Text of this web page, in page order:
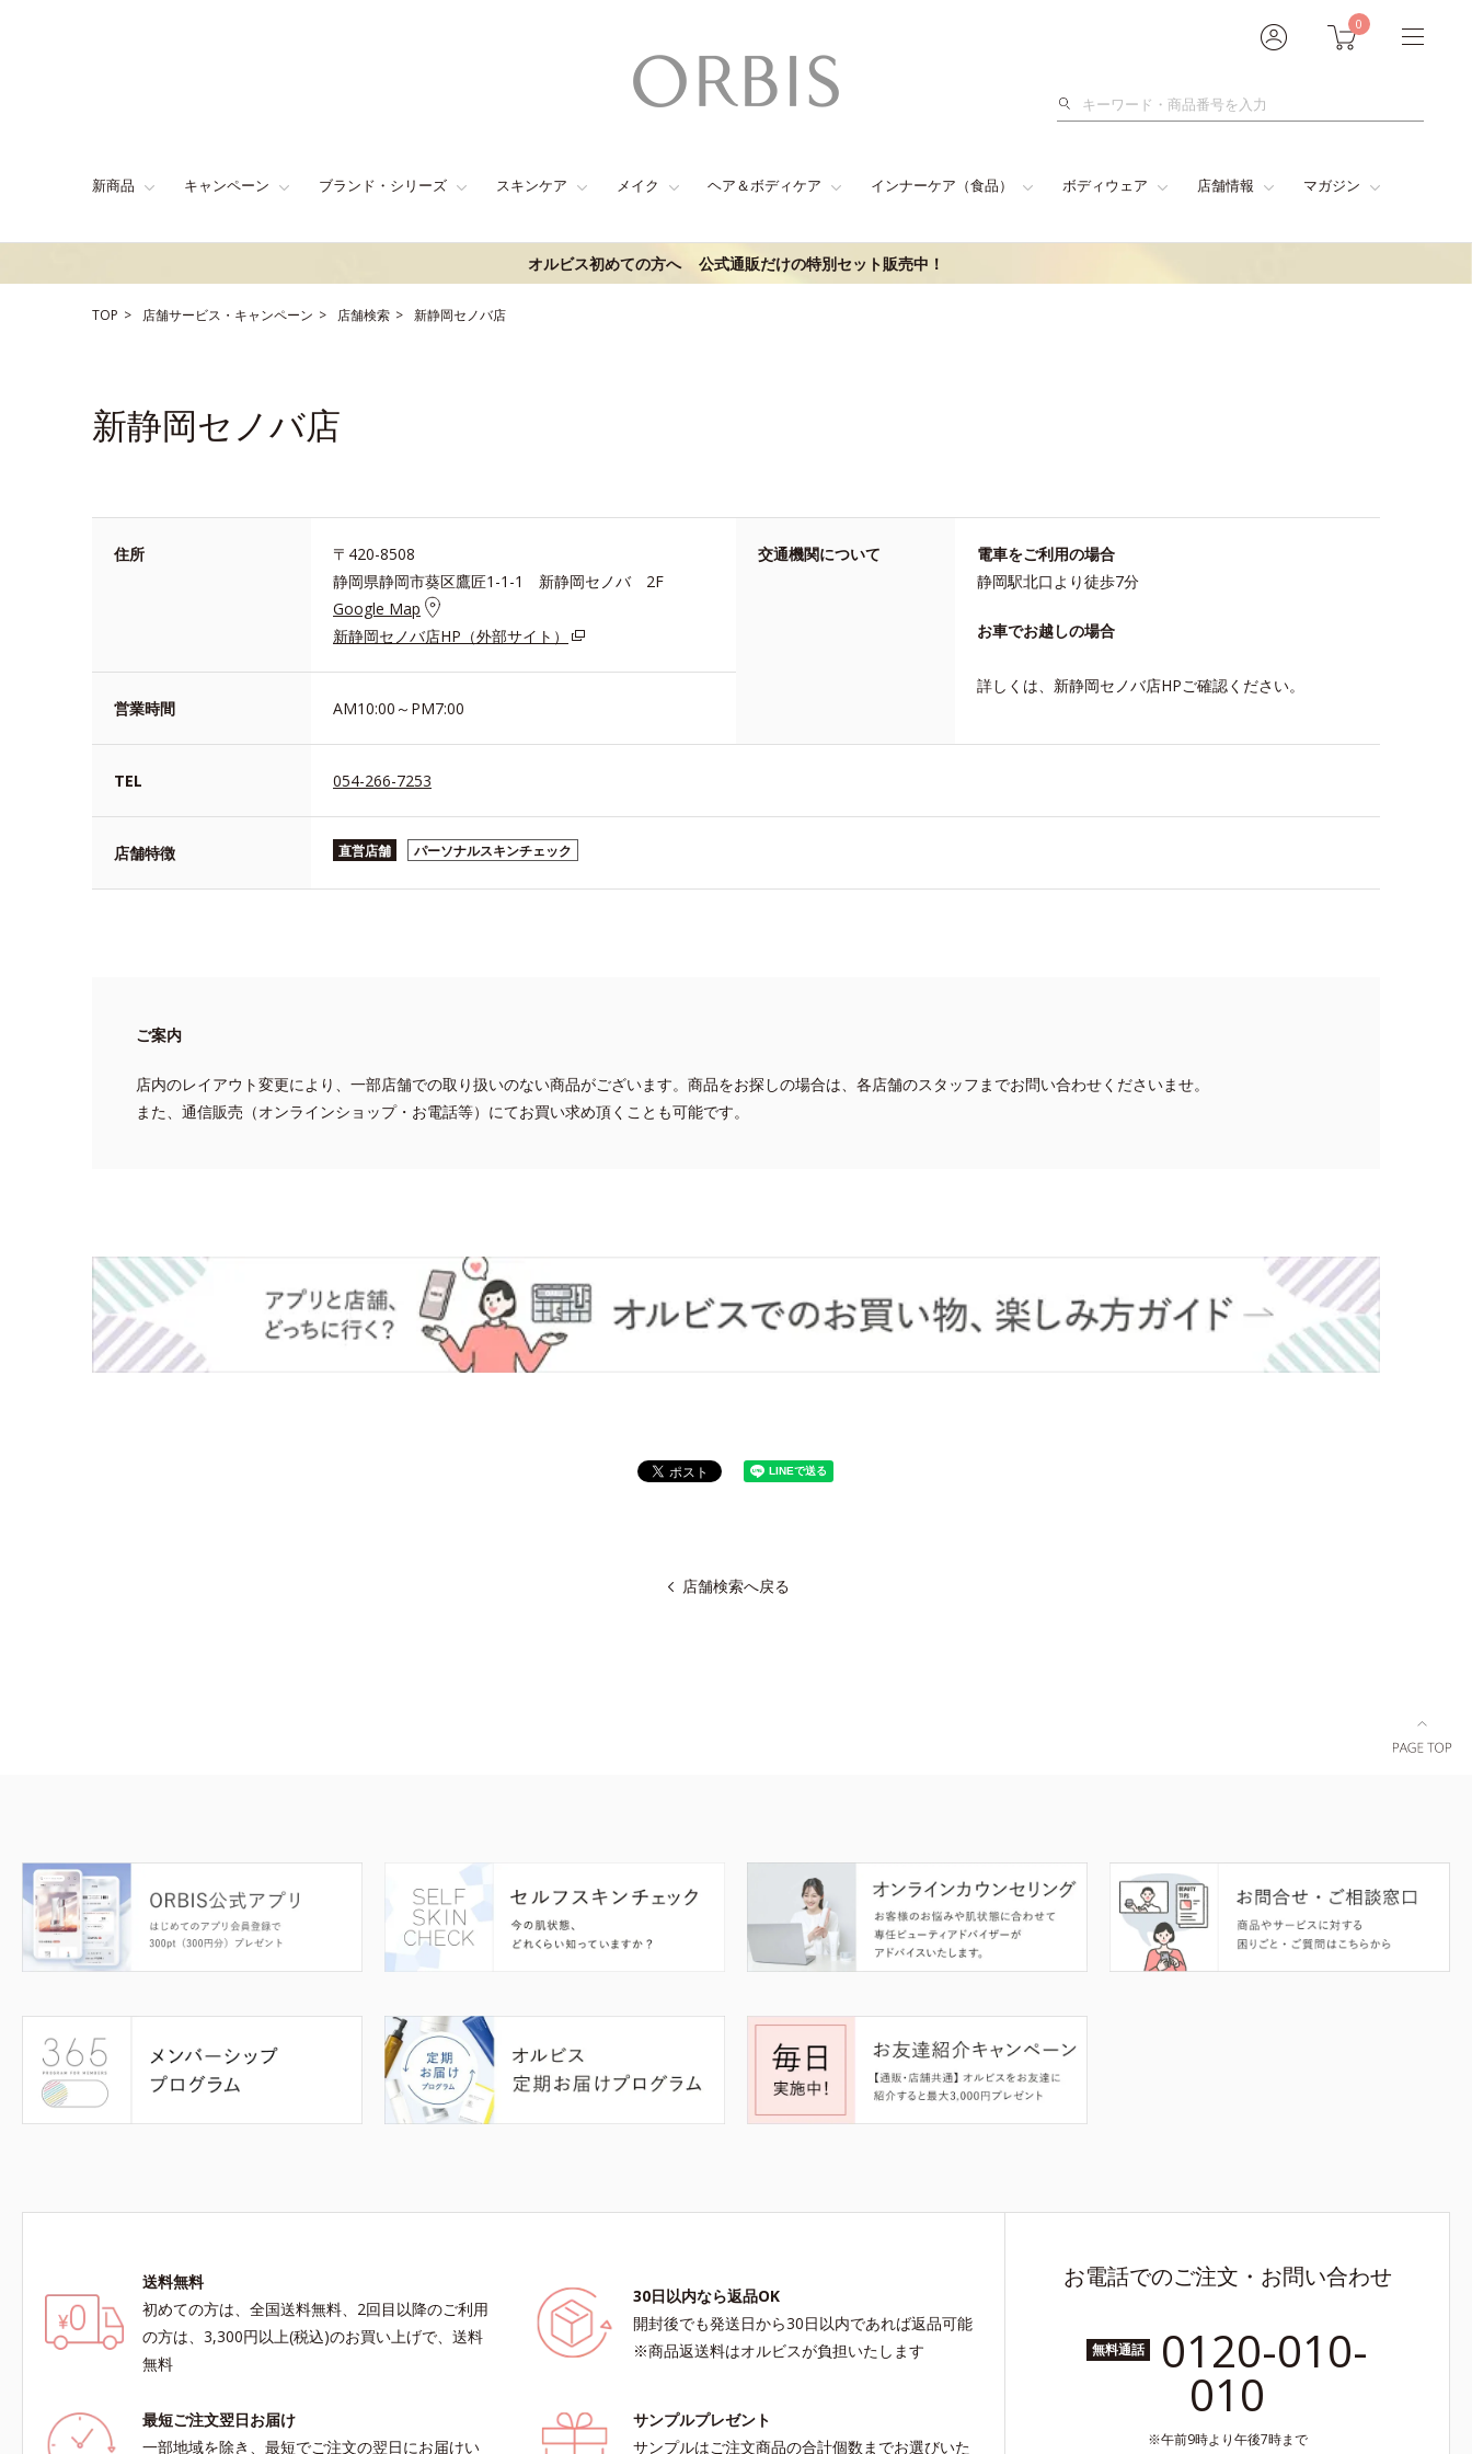
0
検
新商品 キャンペーン ブランド・シリーズ スキンケア メイク ヘア＆ボディケア インナーケア（食品） ボディウェア 店舗情報 マガジン
オルビス初めての方へ 公式通販だけの特別セット販売中！
TOP 店舗サービス・キャンペーン 店舗検索 新静岡セノバ店
新静岡セノバ店
住所
〒420-8508
静岡県静岡市葵区鷹匠1-1-1 新静岡セノバ 2F
Google Map
新静岡セノバ店HP（外部サイト）
交通機関について
電車をご利用の場合
静岡駅北口より徒歩7分
お車でお越しの場合
詳しくは、新静岡セノバ店HPご確認ください。
営業時間
AM10:00～PM7:00
TEL 054-266-7253
店舗特徴 直営店舗 パーソナルスキンチェック
ご案内
店内のレイアウト変更により、一部店舗での取り扱いのない商品がございます。商品をお探しの場合は、各店舗のスタッフまでお問い合わせくださいませ。
また、通信販売（オンラインショップ・お電話等）にてお買い求め頂くことも可能です。
店舗検索へ戻る
送料無料
初めての方は、全国送料無料、2回目以降のご利用
の方は、3,300円以上(税込)のお買い上げで、送料
無料
30日以内なら返品OK
開封後でも発送日から30日以内であれば返品可能
※商品返送料はオルビスが負担いたします
最短ご注文翌日お届け
一部地域を除き、最短でご注文の翌日にお届けい
サンプルプレゼント
サンプルはご注文商品の合計個数までお選びいた
お電話でのご注文・お問い合わせ
無料通話 0120-010-
010
午前9時より午後7時まで